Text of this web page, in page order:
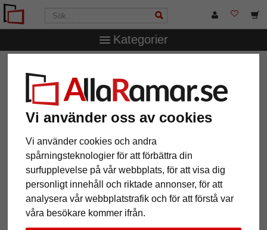
Vi använder oss av cookies
Vi använder cookies och andra
spårningsteknologier för att förbättra din
surfupplevelse på vår webbplats, för att visa dig
personligt innehåll och riktade annonser, för att
analysera vår webbplatstrafik och för att förstå var
våra besökare kommer ifrån.
Kategorier
Träram Moya